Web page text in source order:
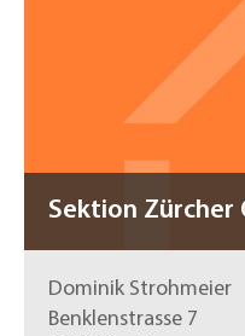
Sektion Zürcher
Dominik Strohmeier
Benklenstrasse 7